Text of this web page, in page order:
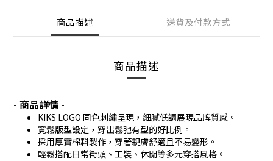
商品描述 送貨及付款方式
商品描述
- 商品詳情 -
KIKS LOGO 同色刺繡呈現，細膩低調展現品牌質感。
寬鬆版型設定，穿出鬆弛有型的好比例。
採用厚實棉料製作，穿著親膚舒適且不易變形。
輕鬆搭配日常街頭、工裝、休閒等多元穿搭風格。